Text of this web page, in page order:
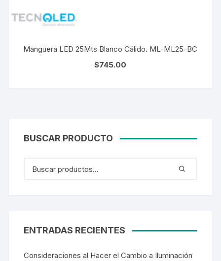
Manguera LED 25Mts Blanco Cálido. ML-ML25-BC
$745.00
BUSCAR PRODUCTO
ENTRADAS RECIENTES
Consideraciones al Hacer el Cambio a Iluminación